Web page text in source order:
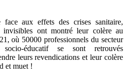
aux effets des crises sanitaire,
invisibles ont montré leur colère au
où 50000 professionnels du secteur
éducatif se sont retrouvés
leurs revendications et leur colère
et muet !